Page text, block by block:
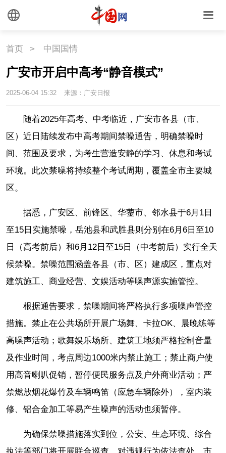
首页 > 中国国情
广安市开启中高考“静音模式”
2025-06-04 15:32 来源：广安日报
随着2025年高考、中考临近，广安市各县（市、
区）近日陆续发布中高考期间禁噪通告，明确禁噪时
间、范围及要求，为考生营造安静的学习、休息和考试
环境。此次禁噪将持续整个考试周期，覆盖全市主要城
区。
据悉，广安区、前锋区、华蓥市、邻水县于6月1日
至15日实施禁噪，岳池县和武胜县则分别在6月6日至10
日（高考前后）和6月12日至15日（中考前后）实行全天
候禁噪。禁噪范围涵盖各县（市、区）建成区，重点对
建筑施工、商业经营、文娱活动等噪声源实施管控。
根据通告要求，禁噪期间将严格执行多项噪声管控
措施。禁止在公共场所开展广场舞、卡拉OK、晨晚练等
高噪声活动；歌舞娱乐场所、建筑工地须严格控制音量
及作业时间，考点周边1000米内禁止施工；禁止商户使
用高音喇叭促销，暂停便民服务点及户外商业活动；严
禁燃放烟花爆竹及车辆鸣笛（应急车辆除外），室内装
修、铝合金加工等易产生噪声的活动也须暂停。
为确保禁噪措施落实到位，公安、生态环境、综合
执法等部门将开展联合巡查，对违规行为依法查处。市